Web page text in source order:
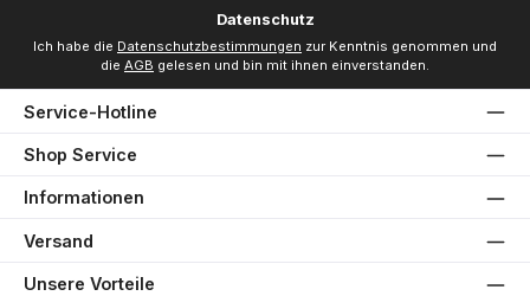
Datenschutz
Ich habe die Datenschutzbestimmungen zur Kenntnis genommen und
die AGB gelesen und bin mit ihnen einverstanden.
Service-Hotline
Shop Service
Informationen
Versand
Unsere Vorteile